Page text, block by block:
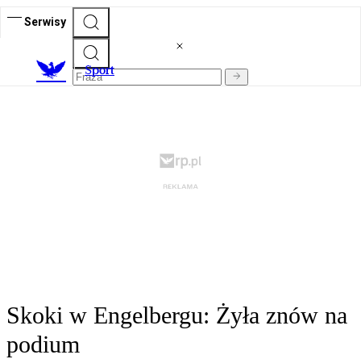
Serwisy
Sport
Skoki w Engelbergu: Żyła znów na
podium